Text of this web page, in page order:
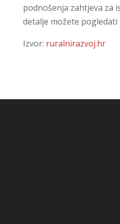
podnošenja zahtjeva za
detalje možete pogledati
Izvor: ruralnirazvoj.hr